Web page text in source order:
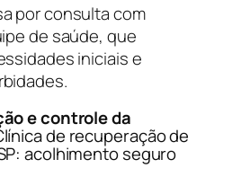
por consulta com
de saúde, que
iniciais e
e controle da
de recuperação de
acolhimento seguro